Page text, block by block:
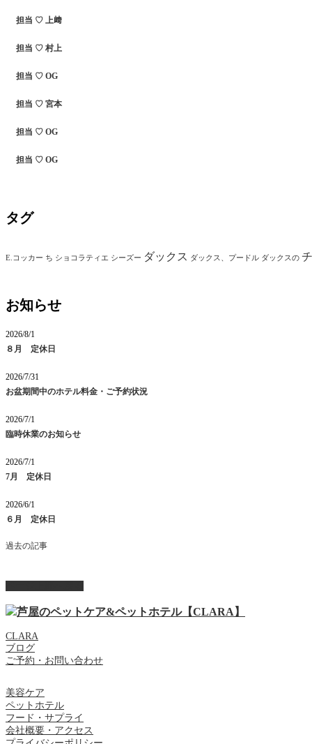
担当 ♡ 上﨑
担当 ♡ 村上
担当 ♡ OG
担当 ♡ 宮本
担当 ♡ OG
担当 ♡ OG
タグ
E.コッカー ち ショコラティエ シーズー ダックス ダックス、プードル ダックスの
お知らせ
2026/8/1
８月 定休日
2026/7/31
お盆期間中のホテル料金・ご予約状況
2026/7/1
臨時休業のお知らせ
2026/7/1
7月 定休日
2026/6/1
６月 定休日
過去の記事
CLARA
ブログ
ご予約・お問い合わせ
美容ケア
ペットホテル
フード・サプライ
会社概要・アクセス